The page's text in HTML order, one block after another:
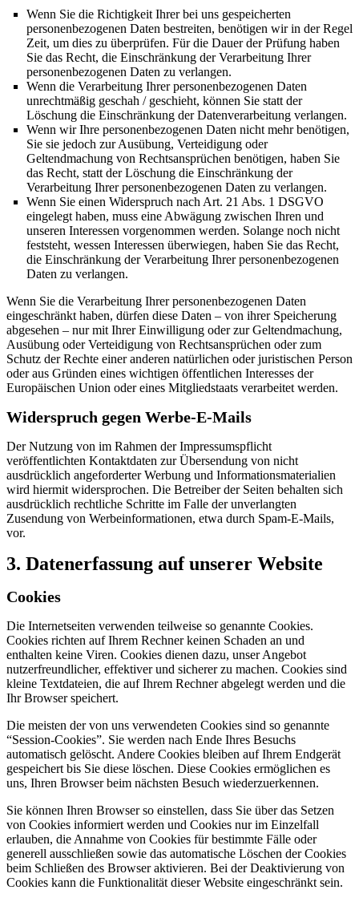
Wenn Sie die Richtigkeit Ihrer bei uns gespeicherten
personenbezogenen Daten bestreiten, benötigen wir in der Regel
Zeit, um dies zu überprüfen. Für die Dauer der Prüfung haben
Sie das Recht, die Einschränkung der Verarbeitung Ihrer
personenbezogenen Daten zu verlangen.
Wenn die Verarbeitung Ihrer personenbezogenen Daten
unrechtmäßig geschah / geschieht, können Sie statt der
Löschung die Einschränkung der Datenverarbeitung verlangen.
Wenn wir Ihre personenbezogenen Daten nicht mehr benötigen,
Sie sie jedoch zur Ausübung, Verteidigung oder
Geltendmachung von Rechtsansprüchen benötigen, haben Sie
das Recht, statt der Löschung die Einschränkung der
Verarbeitung Ihrer personenbezogenen Daten zu verlangen.
Wenn Sie einen Widerspruch nach Art. 21 Abs. 1 DSGVO
eingelegt haben, muss eine Abwägung zwischen Ihren und
unseren Interessen vorgenommen werden. Solange noch nicht
feststeht, wessen Interessen überwiegen, haben Sie das Recht,
die Einschränkung der Verarbeitung Ihrer personenbezogenen
Daten zu verlangen.
Wenn Sie die Verarbeitung Ihrer personenbezogenen Daten
eingeschränkt haben, dürfen diese Daten – von ihrer Speicherung
abgesehen – nur mit Ihrer Einwilligung oder zur Geltendmachung,
Ausübung oder Verteidigung von Rechtsansprüchen oder zum
Schutz der Rechte einer anderen natürlichen oder juristischen Person
oder aus Gründen eines wichtigen öffentlichen Interesses der
Europäischen Union oder eines Mitgliedstaats verarbeitet werden.
Widerspruch gegen Werbe-E-Mails
Der Nutzung von im Rahmen der Impressumspflicht
veröffentlichten Kontaktdaten zur Übersendung von nicht
ausdrücklich angeforderter Werbung und Informationsmaterialien
wird hiermit widersprochen. Die Betreiber der Seiten behalten sich
ausdrücklich rechtliche Schritte im Falle der unverlangten
Zusendung von Werbeinformationen, etwa durch Spam-E-Mails,
vor.
3. Datenerfassung auf unserer Website
Cookies
Die Internetseiten verwenden teilweise so genannte Cookies.
Cookies richten auf Ihrem Rechner keinen Schaden an und
enthalten keine Viren. Cookies dienen dazu, unser Angebot
nutzerfreundlicher, effektiver und sicherer zu machen. Cookies sind
kleine Textdateien, die auf Ihrem Rechner abgelegt werden und die
Ihr Browser speichert.
Die meisten der von uns verwendeten Cookies sind so genannte
“Session-Cookies”. Sie werden nach Ende Ihres Besuchs
automatisch gelöscht. Andere Cookies bleiben auf Ihrem Endgerät
gespeichert bis Sie diese löschen. Diese Cookies ermöglichen es
uns, Ihren Browser beim nächsten Besuch wiederzuerkennen.
Sie können Ihren Browser so einstellen, dass Sie über das Setzen
von Cookies informiert werden und Cookies nur im Einzelfall
erlauben, die Annahme von Cookies für bestimmte Fälle oder
generell ausschließen sowie das automatische Löschen der Cookies
beim Schließen des Browser aktivieren. Bei der Deaktivierung von
Cookies kann die Funktionalität dieser Website eingeschränkt sein.